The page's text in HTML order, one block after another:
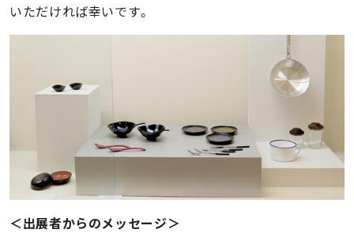
いただければ幸いです。
＜出展者からのメッセージ＞